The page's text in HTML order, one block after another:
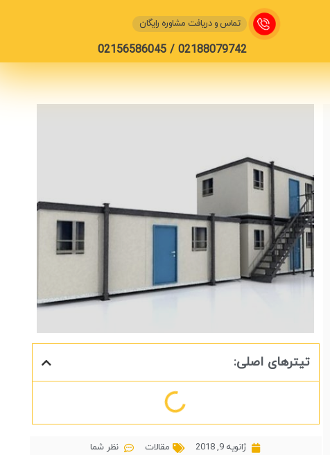
تماس و دریافت مشاوره رایگان
02188079742 / 02156586045
تیترهای اصلی:
ژانویه 9, 2018 مقالات نظر شما